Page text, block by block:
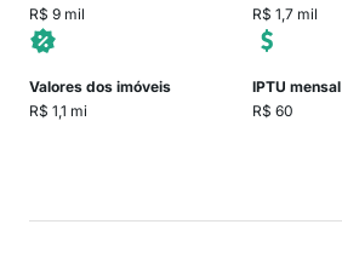
R$ 9 mil
R$ 1,7 mil
Valores dos imóveis
R$ 1,1 mi
IPTU mensal
R$ 60